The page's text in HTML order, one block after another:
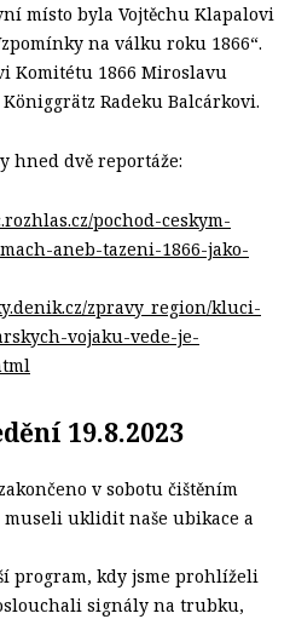
místo byla Vojtěchu Klapalovi
na válku roku 1866“.
Komitétu 1866 Miroslavu
Radeku Balcárkovi.
hned dvě reportáže:
pochod-ceskym-
aneb-tazeni-1866-jako-
zpravy_region/kluci-
vojaku-vede-je-
19.8.2023
v sobotu čištěním
museli uklidit naše ubikace a
program, kdy jsme prohlíželi
signály na trubku,